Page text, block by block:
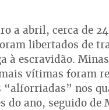
a abril, cerca de
libertados de
à escravidão.
vítimas foram
“alforriadas” nos
do ano, seguido de